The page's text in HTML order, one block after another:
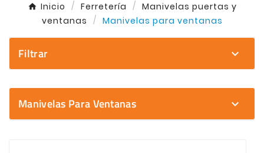
Inicio Ferretería
Manivelas puertas y
ventanas
Manivelas para ventanas
Filtrar expand_more
Manivelas Para Ventanas expand_more